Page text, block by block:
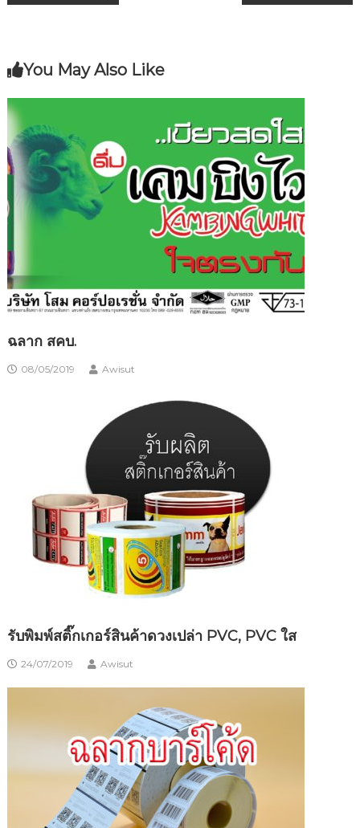
You May Also Like
ฉลาก สคบ.
08/05/2019 Awisut
รับพิมพ์สติ๊กเกอร์สินค้าดวงเปล่า PVC, PVC ใส
24/07/2019 Awisut